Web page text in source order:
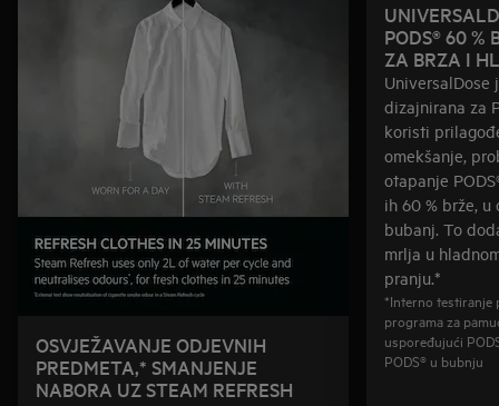
OSVJEŽAVANJE ODJEVNIH
PREDMETA,* SMANJENJE
NABORA UZ STEAM REFRESH
PODS® 60 %
ZA BRZA I
dizajnirana za
koristi
omekšanje,
otapanje
ih 60 % brže,
bubanj. To
mrlja u
pranju.*
*Interno testiranje
programa za
uspoređujući
PODS® u bubnju